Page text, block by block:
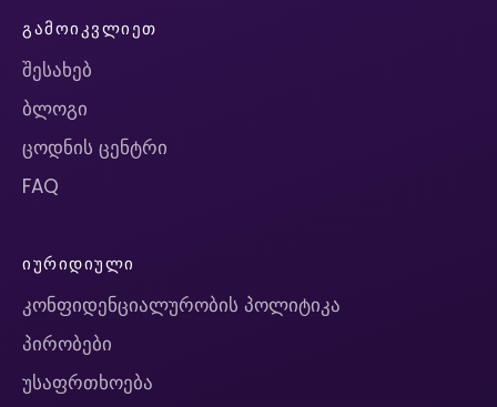
ᲒᲐᲛᲝᲘᲙᲕᲚᲘᲔᲗ
შესახებ
ბლოგი
ცოდნის ცენტრი
FAQ
ᲘᲣᲠᲘᲓᲘᲣᲚᲘ
კონფიდენციალურობის პოლიტიკა
პირობები
უსაფრთხოება